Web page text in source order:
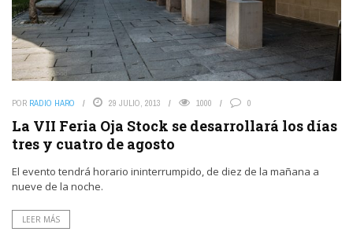
POR RADIO HARO 29 JULIO, 2013 1000 0
La VII Feria Oja Stock se desarrollará los días
tres y cuatro de agosto
El evento tendrá horario ininterrumpido, de diez de la mañana a
nueve de la noche.
LEER MÁS